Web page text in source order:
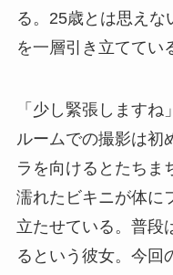
る。25歳とは思えな
を一層引き立ててい
「少し緊張します
ルームでの撮影は初
ラを向けるとたちま
濡れたビキニが体に
立たせている。普段
るという彼女。今回